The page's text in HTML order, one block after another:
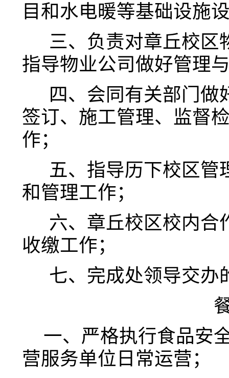
目和水电暖等基础设施
三、 负责对章丘校区
指导物业公司做好管理
四、 会同有关部门做
签订、 施工管理、监督
作；
五、 指导历下校区管
和管理工作；
六、 章丘校区校内合
收缴工作；
七、 完成处领导交办
一、 严格执行食品安
营服务单位日常运营；